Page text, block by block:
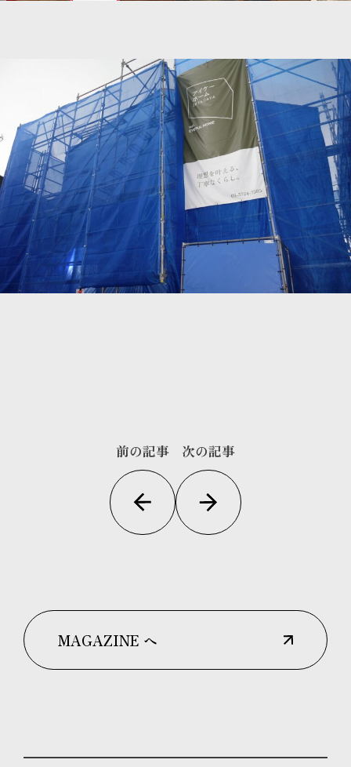
前の記事 次の記事
MAGAZINE へ